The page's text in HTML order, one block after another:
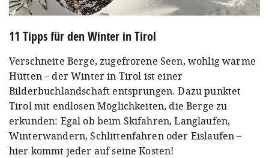
11 Tipps für den Winter in Tirol
Verschneite Berge, zugefrorene Seen, wohlig warme
Hütten – der Winter in Tirol ist einer
Bilderbuchlandschaft entsprungen. Dazu punktet
Tirol mit endlosen Möglichkeiten, die Berge zu
erkunden: Egal ob beim Skifahren, Langlaufen,
Winterwandern, Schlittenfahren oder Eislaufen –
hier kommt jeder auf seine Kosten!